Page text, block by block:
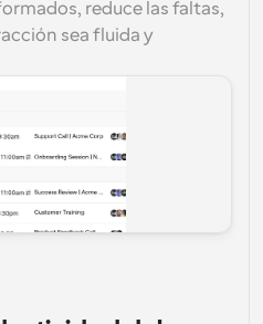
reduce las faltas,
sea fluida y